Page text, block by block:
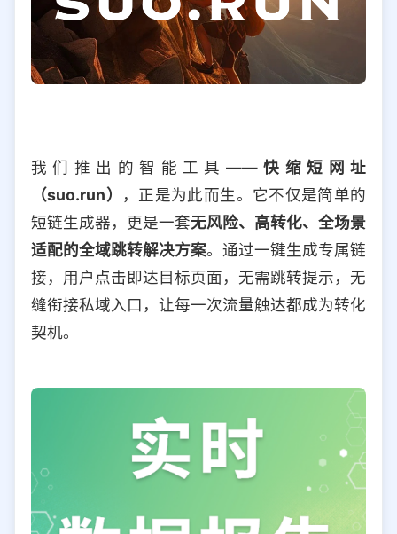
我们推出的智能工具——快缩短网址
（suo.run）
，正是为此而生。它不仅是简单的
短链生成器，更是一套无风险、高转化、全场景
适配的全域跳转解决方案。通过一键生成专属链
接，用户点击即达目标页面，无需跳转提示，无
缝衔接私域入口，让每一次流量触达都成为转化
契机。